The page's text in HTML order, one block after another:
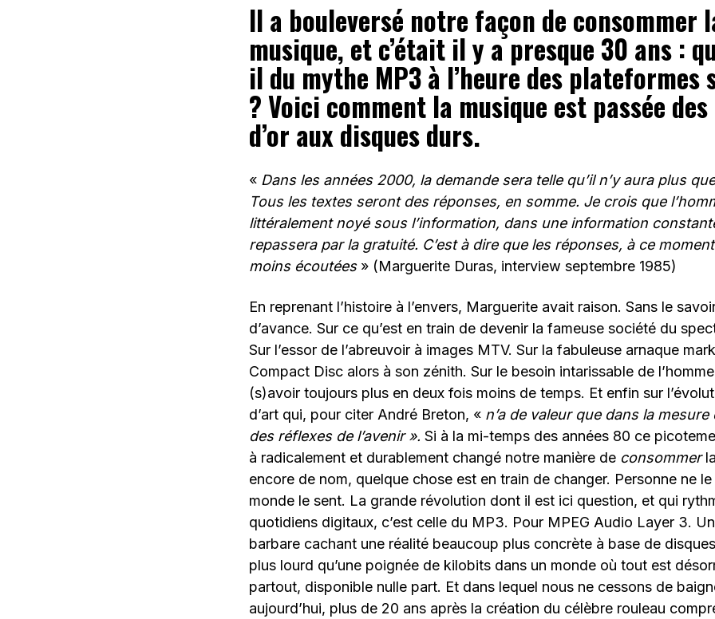
Il a bouleversé notre façon de consommer
musique, et c’était il y a presque 30 ans :
il du mythe MP3 à l’heure des plateformes
? Voici comment la musique est passée
d’or aux disques durs.
« Dans les années 2000, la demande sera telle qu’il n’y aura plus
Tous les textes seront des réponses, en somme. Je crois que
littéralement noyé sous l’information, dans une information
repassera par la gratuité. C’est à dire que les réponses, à ce
moins écoutées » (Marguerite Duras, interview septembre 1985)
En reprenant l’histoire à l’envers, Marguerite avait raison. Sans le
d’avance. Sur ce qu’est en train de devenir la fameuse société du
Sur l’essor de l’abreuvoir à images MTV. Sur la fabuleuse arnaque
Compact Disc alors à son zénith. Sur le besoin intarissable de
(s)avoir toujours plus en deux fois moins de temps. Et enfin sur
d’art qui, pour citer André Breton, « n’a de valeur que dans la
des réflexes de l’avenir ». Si à la mi-temps des années 80 ce
à radicalement et durablement changé notre manière de consommer
encore de nom, quelque chose est en train de changer. Personne ne
monde le sent. La grande révolution dont il est ici question, et qui
quotidiens digitaux, c’est celle du MP3. Pour MPEG Audio Layer 3.
barbare cachant une réalité beaucoup plus concrète à base de
plus lourd qu’une poignée de kilobits dans un monde où tout est
partout, disponible nulle part. Et dans lequel nous ne cessons de
aujourd’hui, plus de 20 ans après la création du célèbre rouleau